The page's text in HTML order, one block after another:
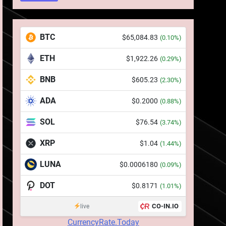
BTC $65,084.83 (0.10%)
ETH $1,922.26 (0.29%)
BNB $605.23 (2.30%)
ADA $0.2000 (0.88%)
SOL $76.54 (3.74%)
XRP $1.04 (1.44%)
LUNA $0.0006180 (0.09%)
DOT $0.8171 (1.01%)
live CO-IN.IO
CurrencyRate.Today
Squid a strâns 6 milioane
de dolari cu sprijinul
Ripple, apoi a pierdut
jumătate din aceștia într-
puțin de 24 de ore
Banii digitali și arhitectura
asupra banilor în era
7
WhiteBIT și FC Barcelona
semnează un acord pe
cinci ani pentru a stimula
implicarea fanilor și
STIRI